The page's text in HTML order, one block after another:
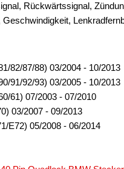
Rückwärtssignal,
Geschwindigkeit,
82/87/88) 03/2004 - 10/2013
91/92/93) 03/2005 - 10/2013
61) 07/2003 - 07/2010
03/2007 - 09/2013
E72) 05/2008 - 06/2014